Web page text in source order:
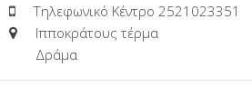
Τηλεφωνικό Κέντρο 2521023351
Ιπποκράτους τέρμα
Δράμα